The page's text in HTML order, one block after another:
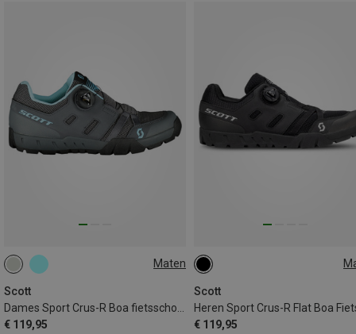
Maten
Scott
€ 119,95
36 37
Scott
€ 119,95
45